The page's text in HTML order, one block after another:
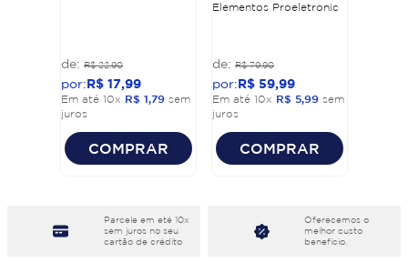
R$ 22,90
R$ 17,99
Em até 10x R$ 1,79 sem
juros
COMPRAR
Elementos Proeletronic
R$ 79,90
R$ 59,99
Em até 10x R$ 5,99 sem
juros
COMPRAR
Parcele em eté 10x
sem juros no seu
cartão de crédito
Oferecemos o
melhor custo
benefício.